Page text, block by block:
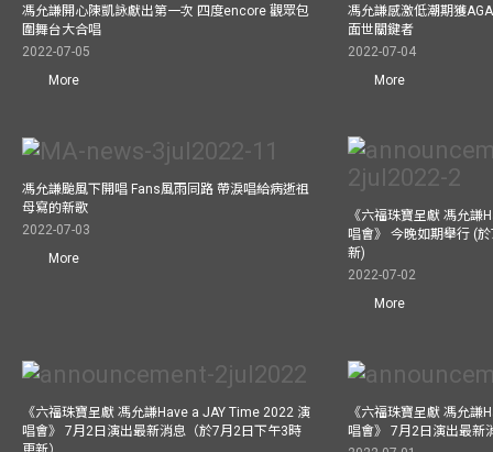
馮允謙開心陳凱詠獻出第一次 四度encore 觀眾包
圍舞台大合唱
2022-07-05
More
馮允謙感激低潮期獲
面世關鍵者
2022-07-04
More
馮允謙颱風下開唱 Fans風雨同路 帶淚唱給病逝祖
母寫的新歌
2022-07-03
More
《六福珠寶呈獻 馮允謙
唱會》 今晚如期舉行 (
新)
2022-07-02
More
《六福珠寶呈獻 馮允謙Have a JAY Time 2022 演
唱會》 7月2日演出最新消息（於7月2日下午3時
《六福珠寶呈獻 馮允謙
唱會》 7月2日演出最新